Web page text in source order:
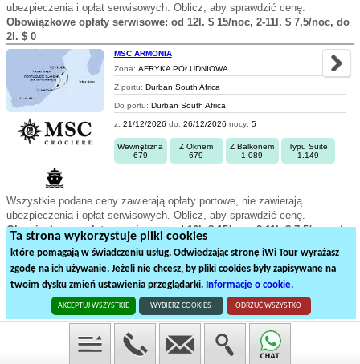
Ta strona wykorzystuje pliki cookies
które pomagają w świadczeniu usług. Odwiedzając stronę iWi Tour wyrażasz
zgodę na ich używanie. Jeżeli nie chcesz, by pliki cookies były zapisywane na
twoim dysku zmień ustawienia przeglądarki. Informacje o cookie.
AKCEPTUJ WSZYSTKIE WYBIERZ COOKIES ODRZUĆ WSZYSTKO
ubezpieczenia i opłat serwisowych. Oblicz, aby sprawdzić cenę.
Obowiązkowe opłaty serwisowe: od 12l. $ 15/noc, 2-11l. $ 7,5/noc, do
2l. $ 0
MSC ARMONIA
Zona: AFRYKA POŁUDNIOWA
Z portu: Durban South Africa
Do portu: Durban South Africa
z: 21/12/2026 do: 26/12/2026 nocy: 5
Wewnętrzna
679
Z Oknem
679
Z Balkonem
1.089
Typu Suite
1.149
Wszystkie podane ceny zawierają opłaty portowe, nie zawierają
ubezpieczenia i opłat serwisowych. Oblicz, aby sprawdzić cenę.
Obowiązkowe opłaty serwisowe: od 12l. $ 15/noc, 2-11l. $ 7,5/noc, do
1 2 3 4 5 6 7 8 9
236rejsów statkiem na12stronach